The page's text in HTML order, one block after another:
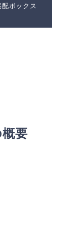
ボックス
要